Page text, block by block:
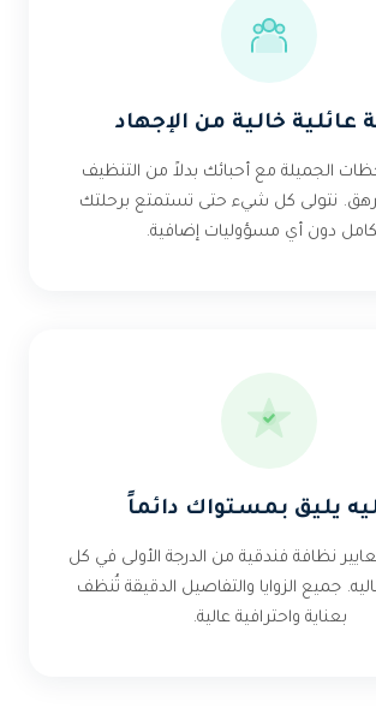
عائلية خالية من الإجهاد
الجميلة مع أحبائك بدلاً من التنظيف
نتولى كل شيء حتى تستمتع برحلتك
دون أي مسؤوليات إضافية.
يليق بمستواك دائماً
نظافة فندقية من الدرجة الأولى في كل
جميع الزوايا والتفاصيل الدقيقة تُنظف
بعناية واحترافية عالية.